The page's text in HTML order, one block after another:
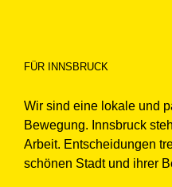
FÜR INNSBRUCK
Wir sind eine lokale und
Bewegung. Innsbruck
Arbeit. Entscheidungen
schönen Stadt und ihrer